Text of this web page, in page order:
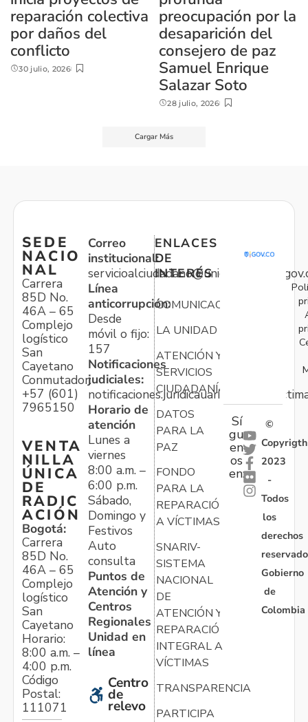
reparación colectiva
por daños del
conflicto
30 julio, 2026
preocupación por la
desaparición del
consejero de paz
Samuel Enrique
Salazar Soto
28 julio, 2026
Cargar Más
SEDE
NACIO
NAL
Carrera
85D No.
46A – 65
Complejo
logístico
San
Cayetano
Conmutador:
+57 (601)
7965150
VENTA
NILLA
ÚNICA
DE
RADIC
ACIÓN
Bogotá:
Carrera
85D No.
46A – 65
Complejo
logístico
San
Cayetano
Horario:
8:00 a.m. –
4:00 p.m.
Código
Postal:
111071
Correo
institucional:
Línea
anticorrupción:
Desde
móvil o fijo:
157
Notificaciones
judiciales:
Horario de
atención
Lunes a
viernes
8:00 a.m. –
6:00 p.m.
Sábado,
Domingo y
Festivos
Auto
consulta
Puntos de
Atención y
Centros
Regionales
Unidad en
línea
Centro
de
relevo
ENLACES
DE
INTERÉS
COMUNICACIONES
LA UNIDAD
ATENCIÓN Y
SERVICIOS
CIUDADANÍA
DATOS
PARA LA
PAZ
FONDO
PARA LA
REPARACIÓN
A VÍCTIMAS
SNARIV-
SISTEMA
NACIONAL
DE
ATENCIÓN Y
REPARACIÓN
INTEGRAL A
VÍCTIMAS
TRANSPARENCIA
PARTICIPA
Sí
gu
en
os
en:
©
Copyrigth
2023
-
Todos
los
derechos
Gobierno
de
Colombia